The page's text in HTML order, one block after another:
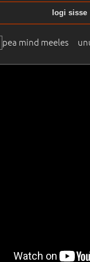
pea mind meeles
logi sisse